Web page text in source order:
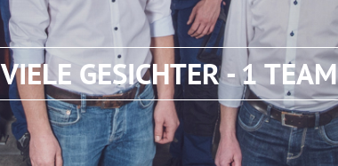
VIELE GESICHTER - 1 TEAM